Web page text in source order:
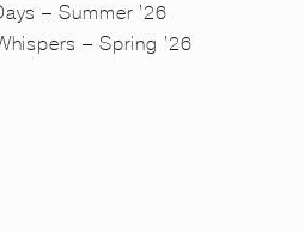
– Summer ’26
– Spring ’26